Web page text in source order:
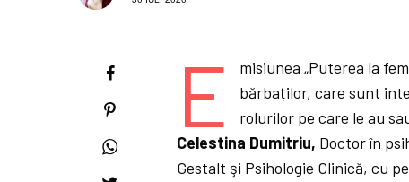
E
misiunea „Puterea la
bărbaților, care sunt
rolurilor pe care le au
Celestina Dumitriu, Doctor în
Gestalt şi Psihologie Clinică, cu